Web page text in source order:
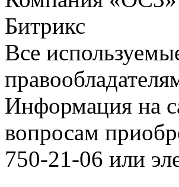
Битрикс
Все
Информация на
вопросам
750-21-06 или